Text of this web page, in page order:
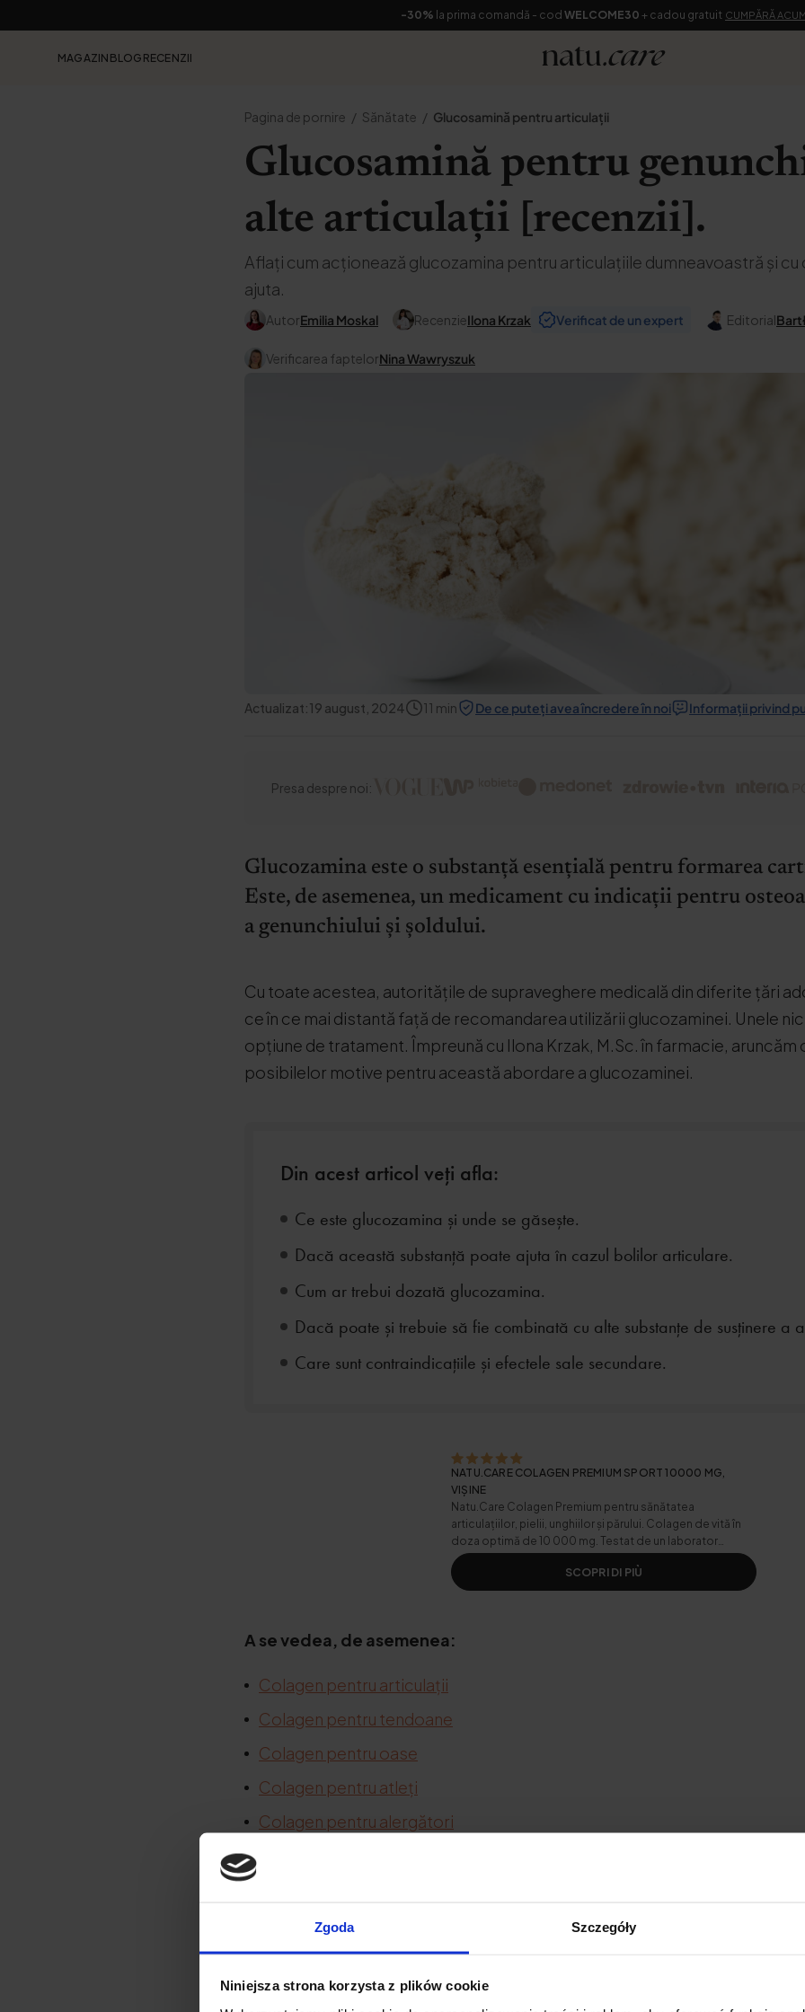
Zgoda Szczegóły
Niniejsza strona korzysta z plików cookie
-30% la prima comandă - cod WELCOME30 + cadou gratuit CUMPĂRĂ ACUM
MAGAZIN BLOG RECENZII
Pagina de pornire Sănătate Glucosamină pentru articulații
Glucosamină pentru
alte articulații [recenzii].
Aflați cum acționează glucozamina pentru articulațiile dumneavoastră și
ajuta.
AutorEmilia Moskal RecenzieIlona Krzak Verificat de un expert Editorial
Verificarea faptelorNina Wawryszuk
Actualizat:19 august, 2024 11 min De ce puteți avea încredere în noi Informații privind
Presa despre noi:
Glucozamina este o substanță esențială pentru formarea
Este, de asemenea, un medicament cu indicații pentru
a genunchiului și șoldului.
Cu toate acestea, autoritățile de supraveghere medicală din diferite țări
ce în ce mai distantă față de recomandarea utilizării glucozaminei. Unele
opțiune de tratament. Împreună cu Ilona Krzak, M.Sc. în farmacie, aruncăm
posibilelor motive pentru această abordare a glucozaminei.
Din acest articol veți afla:
Ce este glucozamina și unde se găsește.
Dacă această substanță poate ajuta în cazul bolilor articulare.
Cum ar trebui dozată glucozamina.
Dacă poate și trebuie să fie combinată cu alte substanțe de susținere a
Care sunt contraindicațiile și efectele sale secundare.
NATU.CARE COLAGEN PREMIUM SPORT 10000 MG,
VIȘINE
Natu.Care Colagen Premium pentru sănătatea
articulațiilor, pielii, unghiilor și părului. Colagen de vită în
doza optimă de 10 000 mg. Testat de un laborator
independent.
SCOPRI DI PIÙ
A se vedea, de asemenea:
Colagen pentru articulații
Colagen pentru tendoane
Colagen pentru oase
Colagen pentru atleți
Colagen pentru alergători
Glicină
Prolina